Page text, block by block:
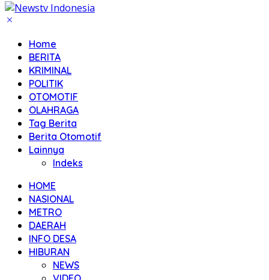
Home
BERITA
KRIMINAL
POLITIK
OTOMOTIF
OLAHRAGA
Tag Berita
Berita Otomotif
Lainnya
Indeks
HOME
NASIONAL
METRO
DAERAH
INFO DESA
HIBURAN
NEWS